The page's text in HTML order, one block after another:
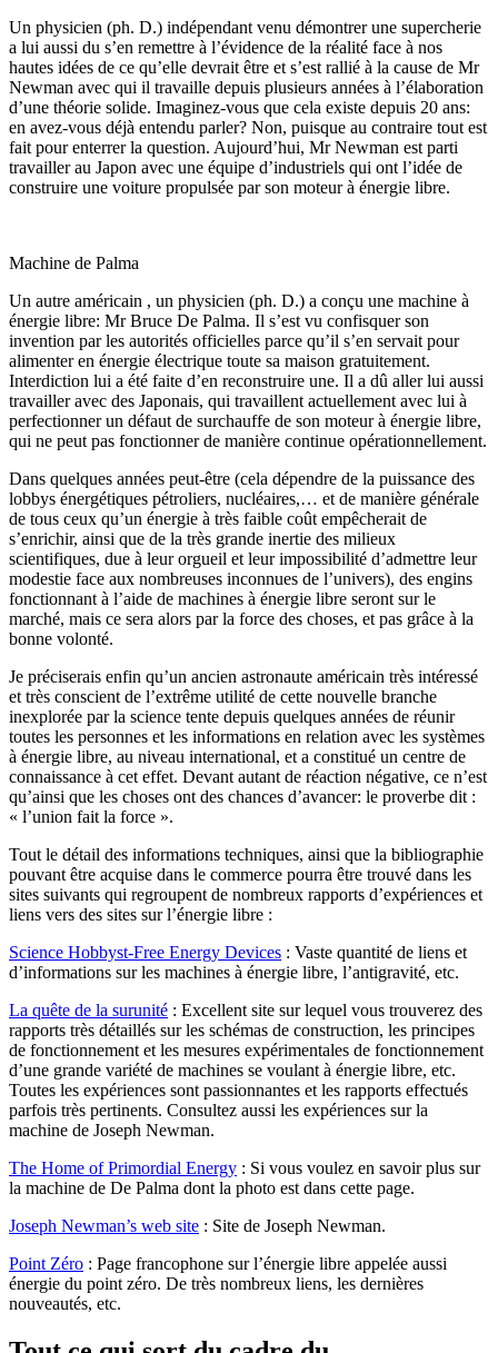
Un physicien (ph. D.) indépendant venu démontrer une supercherie
a lui aussi du s’en remettre à l’évidence de la réalité face à nos
hautes idées de ce qu’elle devrait être et s’est rallié à la cause de Mr
Newman avec qui il travaille depuis plusieurs années à l’élaboration
d’une théorie solide. Imaginez-vous que cela existe depuis 20 ans:
en avez-vous déjà entendu parler? Non, puisque au contraire tout est
fait pour enterrer la question. Aujourd’hui, Mr Newman est parti
travailler au Japon avec une équipe d’industriels qui ont l’idée de
construire une voiture propulsée par son moteur à énergie libre.
Machine de Palma
Un autre américain , un physicien (ph. D.) a conçu une machine à
énergie libre: Mr Bruce De Palma. Il s’est vu confisquer son
invention par les autorités officielles parce qu’il s’en servait pour
alimenter en énergie électrique toute sa maison gratuitement.
Interdiction lui a été faite d’en reconstruire une. Il a dû aller lui aussi
travailler avec des Japonais, qui travaillent actuellement avec lui à
perfectionner un défaut de surchauffe de son moteur à énergie libre,
qui ne peut pas fonctionner de manière continue opérationnellement.
Dans quelques années peut-être (cela dépendre de la puissance des
lobbys énergétiques pétroliers, nucléaires,… et de manière générale
de tous ceux qu’un énergie à très faible coût empêcherait de
s’enrichir, ainsi que de la très grande inertie des milieux
scientifiques, due à leur orgueil et leur impossibilité d’admettre leur
modestie face aux nombreuses inconnues de l’univers), des engins
fonctionnant à l’aide de machines à énergie libre seront sur le
marché, mais ce sera alors par la force des choses, et pas grâce à la
bonne volonté.
Je préciserais enfin qu’un ancien astronaute américain très intéressé
et très conscient de l’extrême utilité de cette nouvelle branche
inexplorée par la science tente depuis quelques années de réunir
toutes les personnes et les informations en relation avec les systèmes
à énergie libre, au niveau international, et a constitué un centre de
connaissance à cet effet. Devant autant de réaction négative, ce n’est
qu’ainsi que les choses ont des chances d’avancer: le proverbe dit :
« l’union fait la force ».
Tout le détail des informations techniques, ainsi que la bibliographie
pouvant être acquise dans le commerce pourra être trouvé dans les
sites suivants qui regroupent de nombreux rapports d’expériences et
liens vers des sites sur l’énergie libre :
Science Hobbyst-Free Energy Devices : Vaste quantité de liens et
d’informations sur les machines à énergie libre, l’antigravité, etc.
La quête de la surunité : Excellent site sur lequel vous trouverez des
rapports très détaillés sur les schémas de construction, les principes
de fonctionnement et les mesures expérimentales de fonctionnement
d’une grande variété de machines se voulant à énergie libre, etc.
Toutes les expériences sont passionnantes et les rapports effectués
parfois très pertinents. Consultez aussi les expériences sur la
machine de Joseph Newman.
The Home of Primordial Energy : Si vous voulez en savoir plus sur
la machine de De Palma dont la photo est dans cette page.
Joseph Newman’s web site : Site de Joseph Newman.
Point Zéro : Page francophone sur l’énergie libre appelée aussi
énergie du point zéro. De très nombreux liens, les dernières
nouveautés, etc.